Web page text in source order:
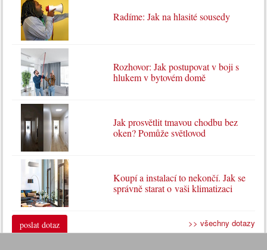
Radíme: Jak na hlasité sousedy
Rozhovor: Jak postupovat v boji s
hlukem v bytovém domě
Jak prosvětlit tmavou chodbu bez
oken? Pomůže světlovod
Koupí a instalací to nekončí. Jak se
správně starat o vaši klimatizaci
poslat dotaz >> všechny dotazy